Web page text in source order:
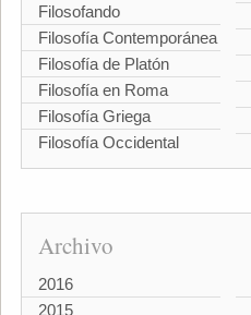
Filosofando
Filosofía Contemporánea
Filosofía de Platón
Filosofía en Roma
Filosofía Griega
Filosofía Occidental
Archivo
2016
2015